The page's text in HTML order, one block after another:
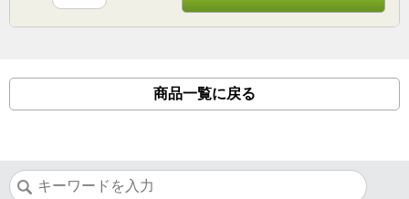
商品一覧に戻る